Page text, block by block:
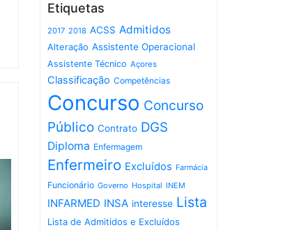
Etiquetas
2017 2018 ACSS Admitidos
Alteração Assistente Operacional
Assistente Técnico Açores
Classificação Competências
Concurso Concurso
Público Contrato DGS
Diploma Enfermagem
Enfermeiro Excluídos Farmácia
Funcionário Governo Hospital INEM
INFARMED INSA interesse Lista
Lista de Admitidos e Excluídos